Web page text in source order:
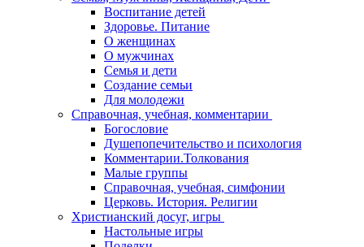
Воспитание детей
Здоровье. Питание
О женщинах
О мужчинах
Семья и дети
Создание семьи
Для молодежи
Справочная, учебная, комментарии
Богословие
Душепопечительство и психология
Комментарии.Толкования
Малые группы
Справочная, учебная, симфонии
Церковь. История. Религии
Христианский досуг, игры
Настольные игры